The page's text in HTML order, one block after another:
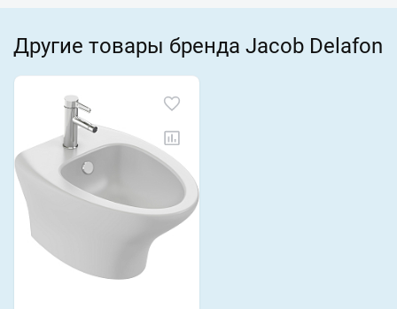
Другие товары бренда Jacob Delafon